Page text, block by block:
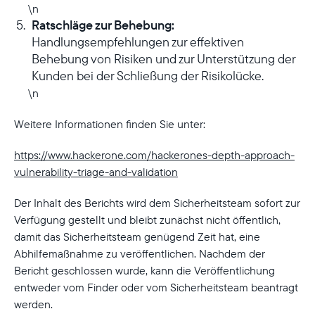
\n
Ratschläge zur Behebung:
Handlungsempfehlungen zur effektiven
Behebung von Risiken und zur Unterstützung der
Kunden bei der Schließung der Risikolücke.
\n
Weitere Informationen finden Sie unter:
https://www.hackerone.com/hackerones-depth-approach-
vulnerability-triage-and-validation
Der Inhalt des Berichts wird dem Sicherheitsteam sofort zur
Verfügung gestellt und bleibt zunächst nicht öffentlich,
damit das Sicherheitsteam genügend Zeit hat, eine
Abhilfemaßnahme zu veröffentlichen. Nachdem der
Bericht geschlossen wurde, kann die Veröffentlichung
entweder vom Finder oder vom Sicherheitsteam beantragt
werden.